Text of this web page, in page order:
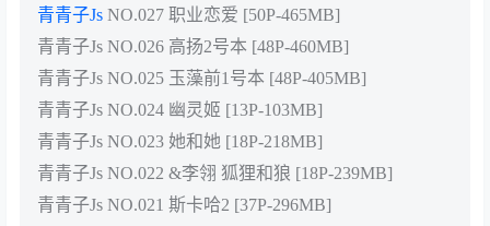
青青子Js NO.027 职业恋爱 [50P-465MB]
青青子Js NO.026 高扬2号本 [48P-460MB]
青青子Js NO.025 玉藻前1号本 [48P-405MB]
青青子Js NO.024 幽灵姬 [13P-103MB]
青青子Js NO.023 她和她 [18P-218MB]
青青子Js NO.022 &李翎 狐狸和狼 [18P-239MB]
青青子Js NO.021 斯卡哈2 [37P-296MB]